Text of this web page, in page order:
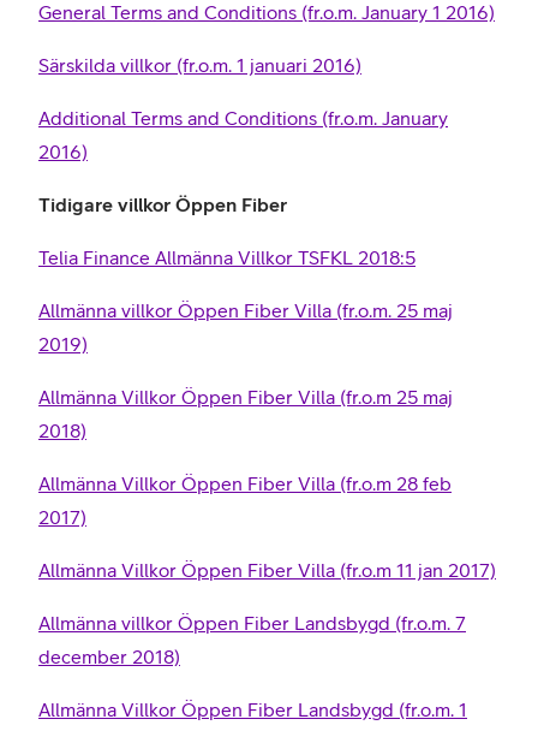
General Terms and Conditions (fr.o.m. January 1 2016)
Särskilda villkor (fr.o.m. 1 januari 2016)
Additional Terms and Conditions (fr.o.m. January
2016)
Tidigare villkor Öppen Fiber
Telia Finance Allmänna Villkor TSFKL 2018:5
Allmänna villkor Öppen Fiber Villa (fr.o.m. 25 maj
2019)
Allmänna Villkor Öppen Fiber Villa (fr.o.m 25 maj
2018)
Allmänna Villkor Öppen Fiber Villa (fr.o.m 28 feb
2017)
Allmänna Villkor Öppen Fiber Villa (fr.o.m 11 jan 2017)
Allmänna villkor Öppen Fiber Landsbygd (fr.o.m. 7
december 2018)
Allmänna Villkor Öppen Fiber Landsbygd (fr.o.m. 1